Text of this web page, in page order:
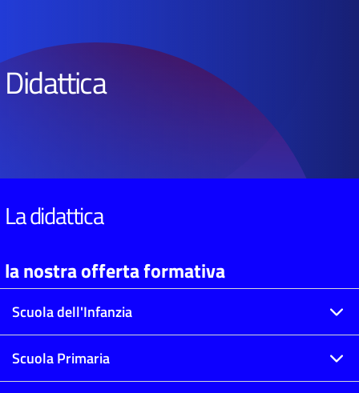
Didattica
La didattica
la nostra offerta formativa
Scuola dell'Infanzia
Scuola Primaria